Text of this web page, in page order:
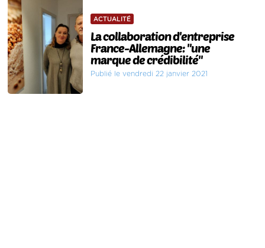
ACTUALITÉ
La collaboration d'entreprise
France-Allemagne: "une
marque de crédibilité"
Publié le vendredi 22 janvier 2021